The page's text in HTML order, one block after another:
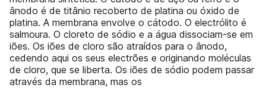
ânodo é de titânio recoberto de platina ou óxido de
platina. A membrana envolve o cátodo. O electrólito é
salmoura. O cloreto de sódio e a água dissociam-se em
iões. Os iões de cloro são atraídos para o ânodo,
cedendo aqui os seus electrões e originando moléculas
de cloro, que se liberta. Os iões de sódio podem passar
através da membrana, mas os